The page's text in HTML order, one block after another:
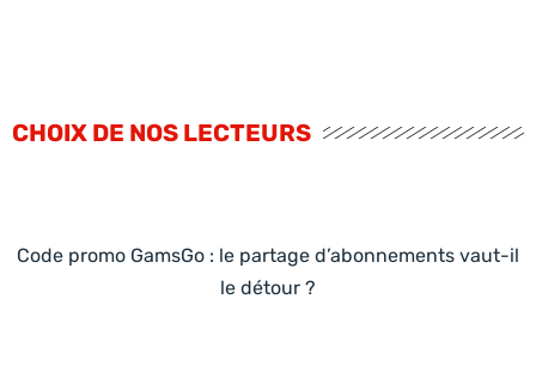
CHOIX DE NOS LECTEURS
Code promo GamsGo : le partage d’abonnements vaut-il
le détour ?